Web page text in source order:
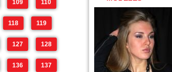
109 110
118 119
127 128
136 137